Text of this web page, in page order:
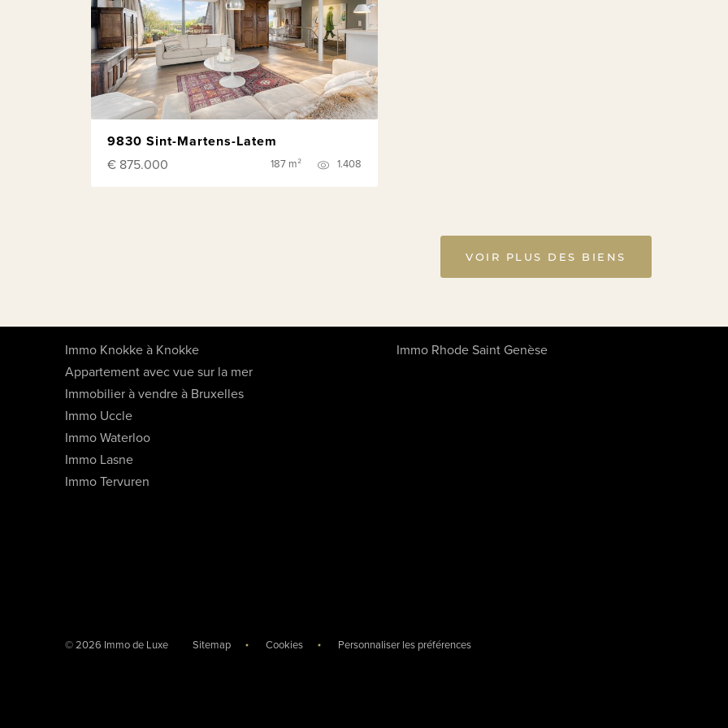
9830 Sint-Martens-Latem
€ 875.000
187 m² 1.408
VOIR PLUS DES BIENS
Immo Knokke à Knokke
Appartement avec vue sur la mer
Immobilier à vendre à Bruxelles
Immo Uccle
Immo Waterloo
Immo Lasne
Immo Tervuren
Immo Rhode Saint Genèse
© 2026 Immo de Luxe Sitemap Cookies Personnaliser les préférences